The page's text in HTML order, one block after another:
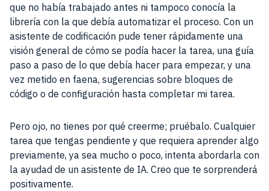
que no había trabajado antes ni tampoco conocía la
librería con la que debía automatizar el proceso. Con un
asistente de codificación pude tener rápidamente una
visión general de cómo se podía hacer la tarea, una guía
paso a paso de lo que debía hacer para empezar, y una
vez metido en faena, sugerencias sobre bloques de
código o de configuración hasta completar mi tarea.
Pero ojo, no tienes por qué creerme; pruébalo. Cualquier
tarea que tengas pendiente y que requiera aprender algo
previamente, ya sea mucho o poco, intenta abordarla con
la ayudad de un asistente de IA. Creo que te sorprenderá
positivamente.